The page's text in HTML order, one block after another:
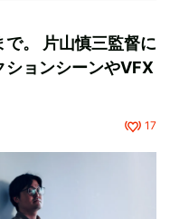
。 片山慎三監督に
ションシーンやVFX
17